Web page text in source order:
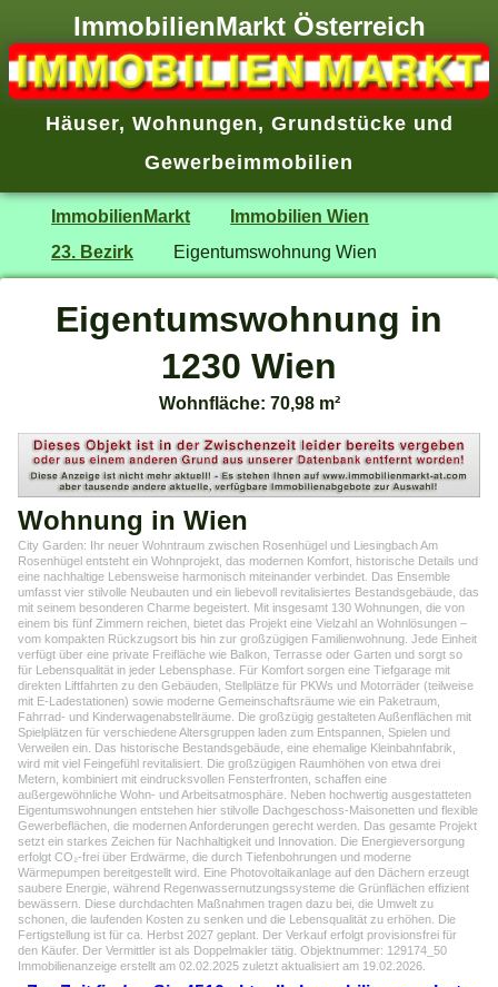
ImmobilienMarkt Österreich
Häuser, Wohnungen, Grundstücke und
Gewerbeimmobilien
ImmobilienMarkt
Immobilien Wien
23. Bezirk
Eigentumswohnung Wien
Eigentumswohnung in
1230 Wien
Wohnfläche: 70,98 m²
Wohnung in Wien
City Garden: Ihr neuer Wohntraum zwischen Rosenhügel und Liesingbach Am
Rosenhügel entsteht ein Wohnprojekt, das modernen Komfort, historische Details und
eine nachhaltige Lebensweise harmonisch miteinander verbindet. Das Ensemble
umfasst vier stilvolle Neubauten und ein liebevoll revitalisiertes Bestandsgebäude, das
mit seinem besonderen Charme begeistert. Mit insgesamt 130 Wohnungen, die von
einem bis fünf Zimmern reichen, bietet das Projekt eine Vielzahl an Wohnlösungen –
vom kompakten Rückzugsort bis hin zur großzügigen Familienwohnung. Jede Einheit
verfügt über eine private Freifläche wie Balkon, Terrasse oder Garten und sorgt so
für Lebensqualität in jeder Lebensphase. Für Komfort sorgen eine Tiefgarage mit
direkten Liftfahrten zu den Gebäuden, Stellplätze für PKWs und Motorräder (teilweise
mit E-Ladestationen) sowie moderne Gemeinschaftsräume wie ein Paketraum,
Fahrrad- und Kinderwagenabstellräume. Die großzügig gestalteten Außenflächen mit
Spielplätzen für verschiedene Altersgruppen laden zum Entspannen, Spielen und
Verweilen ein. Das historische Bestandsgebäude, eine ehemalige Kleinbahnfabrik,
wird mit viel Feingefühl revitalisiert. Die großzügigen Raumhöhen von etwa drei
Metern, kombiniert mit eindrucksvollen Fensterfronten, schaffen eine
außergewöhnliche Wohn- und Arbeitsatmosphäre. Neben hochwertig ausgestatteten
Eigentumswohnungen entstehen hier stilvolle Dachgeschoss-Maisonetten und flexible
Gewerbeflächen, die modernen Anforderungen gerecht werden. Das gesamte Projekt
setzt ein starkes Zeichen für Nachhaltigkeit und Innovation. Die Energieversorgung
erfolgt CO₂-frei über Erdwärme, die durch Tiefenbohrungen und moderne
Wärmepumpen bereitgestellt wird. Eine Photovoltaikanlage auf den Dächern erzeugt
saubere Energie, während Regenwassernutzungssysteme die Grünflächen effizient
bewässern. Diese durchdachten Maßnahmen tragen dazu bei, die Umwelt zu
schonen, die laufenden Kosten zu senken und die Lebensqualität zu erhöhen. Die
Fertigstellung ist für ca. Herbst 2027 geplant. Der Verkauf erfolgt provisionsfrei für
den Käufer. Der Vermittler ist als Doppelmakler tätig. Objektnummer: 129174_50
Immobilienanzeige erstellt am 02.02.2025 zuletzt aktualisiert am 19.02.2026.